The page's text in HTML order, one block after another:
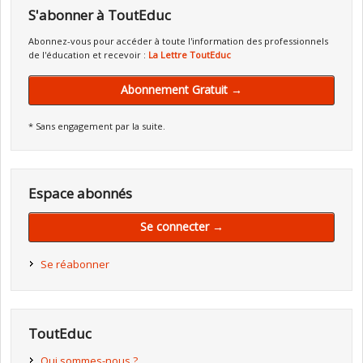
S'abonner à ToutEduc
Abonnez-vous pour accéder à toute l'information des professionnels
de l'éducation et recevoir : La Lettre ToutEduc
Abonnement Gratuit →
* Sans engagement par la suite.
Espace abonnés
Se connecter →
Se réabonner
ToutEduc